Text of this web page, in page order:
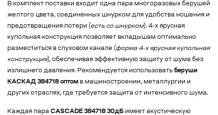
В комплект поставки входит одна пара многоразовых берушей
желтого цвета, соединенных шнурком для удобства ношения и
предотвращения потери (есть со шнурком). 4-х ярусная
купольная конструкция позволяет вкладышам оптимально
разместиться в слуховом канале (форма 4-х ярусная купольная
конструкция), обеспечивая эффективную защиту от шума без
излишнего давления. Рекомендуется использовать беруши
КАСКАД 384718 оптом в машиностроении, металлургии и
других отраслях, где требуется защита от интенсивного шума.
Каждая пара CASCADE 384718 30дБ имеет акустическую